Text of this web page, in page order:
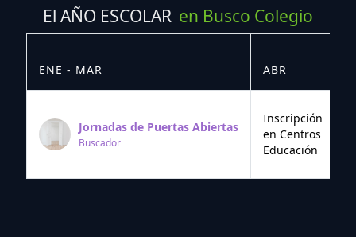
El AÑO ESCOLAR en Busco Colegio
ENE - MAR ABR
Jornadas de Puertas Abiertas
Buscador
Inscripción
en Centros
Educación